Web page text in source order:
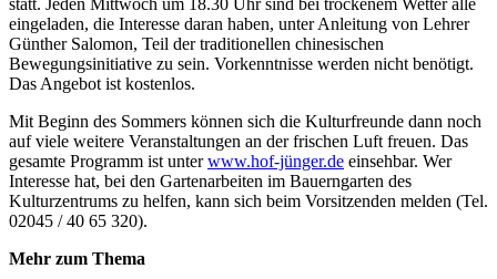
eingeladen, die Interesse daran haben, unter Anleitung von Lehrer
Günther Salomon, Teil der traditionellen chinesischen
Bewegungsinitiative zu sein. Vorkenntnisse werden nicht benötigt.
Das Angebot ist kostenlos.
Mit Beginn des Sommers können sich die Kulturfreunde dann noch
auf viele weitere Veranstaltungen an der frischen Luft freuen. Das
gesamte Programm ist unterwww.hof-jünger.de einsehbar. Wer
Interesse hat, bei den Gartenarbeiten im Bauerngarten des
Kulturzentrums zu helfen, kann sich beim Vorsitzenden melden (Tel.
02045 / 40 65 320).
Mehr zum Thema